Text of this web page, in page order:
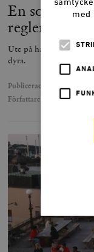
En soppa av
reglering
Ute på havet blir det
dyra.
Publicerad
22 maj 2025
Författare
Fredrik Kopsch
med